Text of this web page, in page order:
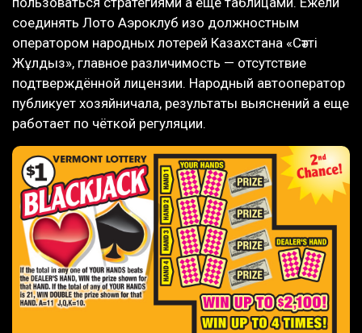
соединять Лото Аэроклуб изо должностным
оператором народных лотерей Казахстана «Сәтті
Жұлдыз», главное различимость — отсутствие
подтверждённой лицензии. Народный автооператор
публикует хозяйничала, результаты выяснений а еще
работает по чёткой регуляции.